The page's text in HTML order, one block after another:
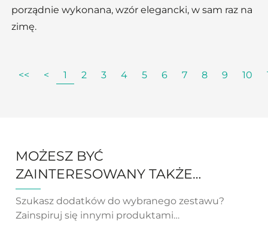
porządnie wykonana, wzór elegancki, w sam raz na
zimę.
<< < 1 2 3 4 5 6 7 8 9 10
MOŻESZ BYĆ
ZAINTERESOWANY TAKŻE…
Szukasz dodatków do wybranego zestawu?
Zainspiruj się innymi produktami…